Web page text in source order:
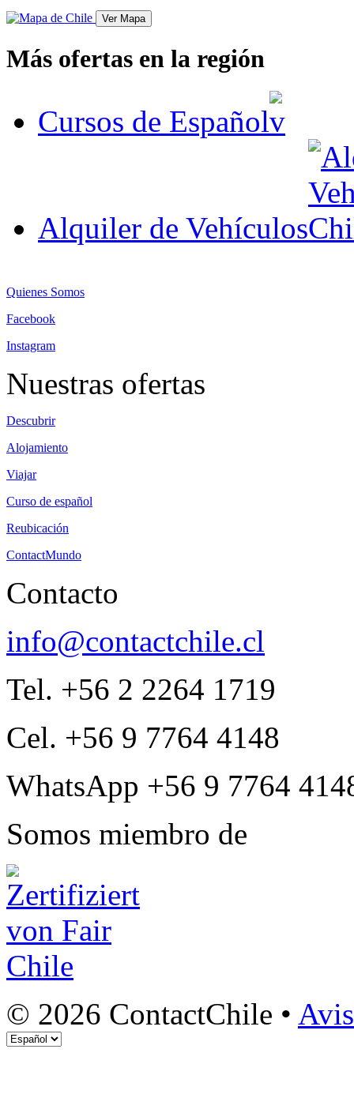
Más ofertas en la región
Cursos de Español
Alquiler de Vehículos
Quienes Somos
Facebook
Instagram
Nuestras ofertas
Descubrir
Alojamiento
Viajar
Curso de español
Reubicación
ContactMundo
Contacto
info@contactchile.cl
Tel. +56 2 2264 1719
Cel. +56 9 7764 4148
WhatsApp +56 9 7764
Somos miembro de
© 2026 ContactChile •